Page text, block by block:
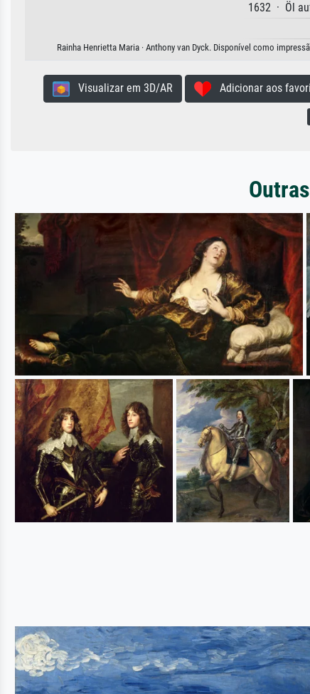
1632 · Öl
Rainha Henrietta Maria · Anthony van Dyck. Disponível como
Visualizar em 3D/AR Adicionar aos